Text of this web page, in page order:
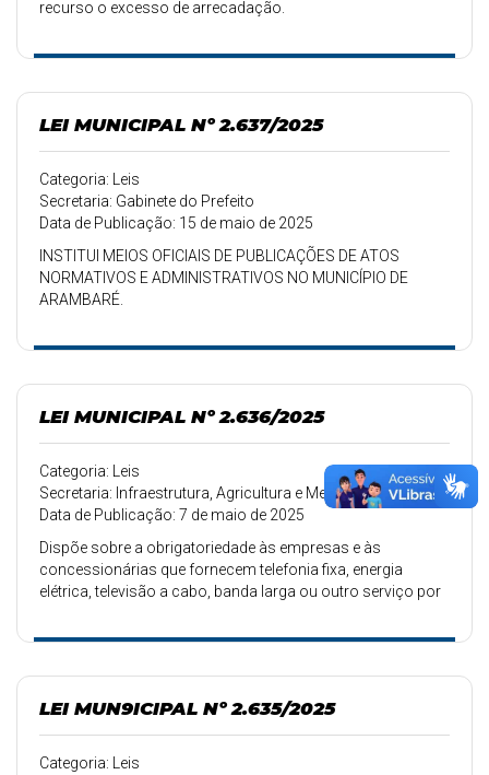
recurso o excesso de arrecadação.
LEI MUNICIPAL Nº 2.637/2025
Categoria: Leis
Secretaria: Gabinete do Prefeito
Data de Publicação: 15 de maio de 2025
INSTITUI MEIOS OFICIAIS DE PUBLICAÇÕES DE ATOS
NORMATIVOS E ADMINISTRATIVOS NO MUNICÍPIO DE
ARAMBARÉ.
LEI MUNICIPAL Nº 2.636/2025
Categoria: Leis
Secretaria: Infraestrutura, Agricultura e Meio Ambiente
Data de Publicação: 7 de maio de 2025
Dispõe sobre a obrigatoriedade às empresas e às
concessionárias que fornecem telefonia fixa, energia
elétrica, televisão a cabo, banda larga ou outro serviço por
sem uso que tenham instalado e dá outras providências.
LEI MUN9ICIPAL Nº 2.635/2025
Categoria: Leis